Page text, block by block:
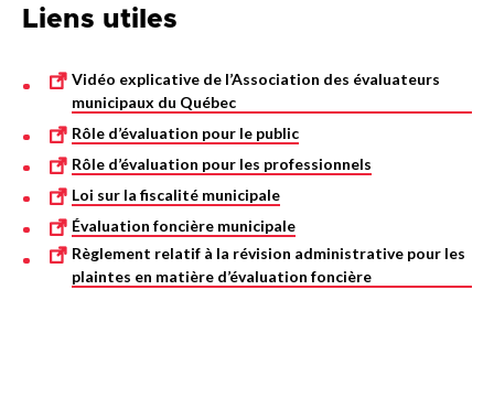
Liens utiles
Vidéo explicative de l’Association des évaluateurs
municipaux du Québec
Rôle d’évaluation pour le public
Rôle d’évaluation pour les professionnels
Loi sur la fiscalité municipale
Évaluation foncière municipale
Règlement relatif à la révision administrative pour les
plaintes en matière d’évaluation foncière